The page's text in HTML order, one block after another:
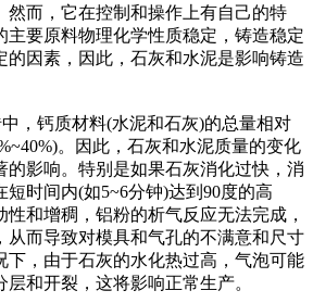
然而，它在控制和操作上有自己的特
主要原料物理化学性质稳定，铸造稳定
的因素，因此，石灰和水泥是影响铸造
，钙质材料(水泥和石灰)的总量相对
。因此，石灰和水泥质量的变化
的影响。特别是如果石灰消化过快，消
时间内(如5~6分钟)达到90度的高
和增稠，铝粉的析气反应无法完成，
从而导致对模具和气孔的不满意和尺寸
下，由于石灰的水化热过高，气泡可能
和开裂，这将影响正常生产。